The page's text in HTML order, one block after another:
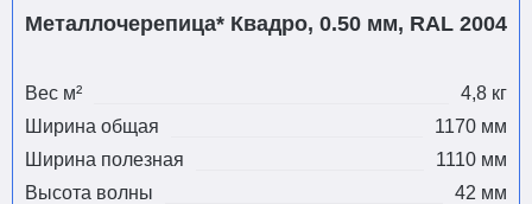
Металлочерепица* Квадро, 0.50 мм, RAL 2004
Вес м²
4,8 кг
Ширина общая
1170 мм
Ширина полезная
1110 мм
Высота волны
42 мм